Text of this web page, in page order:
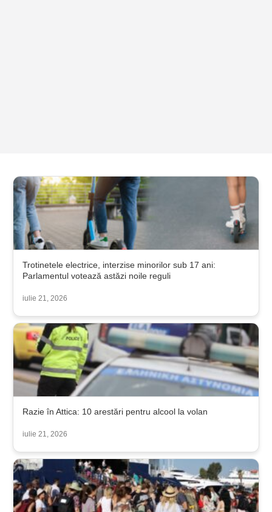
Trotinetele electrice, interzise minorilor sub 17 ani:
Parlamentul votează astăzi noile reguli
iulie 21, 2026
Razie în Attica: 10 arestări pentru alcool la volan
iulie 21, 2026